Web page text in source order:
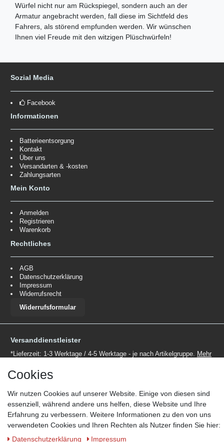
Würfel nicht nur am Rückspiegel, sondern auch an der
Armatur angebracht werden, fall diese im Sichtfeld des
Fahrers, als störend empfunden werden. Wir wünschen
Ihnen viel Freude mit den witzigen Plüschwürfeln!
Sozial Media
Facebook
Informationen
Batterieentsorgung
Kontakt
Über uns
Versandarten & -kosten
Zahlungsarten
Mein Konto
Anmelden
Registrieren
Warenkorb
Rechtliches
AGB
Datenschutzerklärung
Impressum
Widerrufsrecht
Widerrufsformular
Versanddienstleister
*Lieferzeit: 1-3 Werktage / 4-5 Werktage - je nach Artikelgruppe. Mehr
Zahlungsmöglichkeiten
Wir behalten uns das Recht vor im Einzelfall bestimmte
Cookies
Wir nutzen Cookies auf unserer Website. Einige von diesen sind
essenziell, während andere uns helfen, diese Website und Ihre
Erfahrung zu verbessern. Weitere Informationen zu den von uns
verwendeten Cookies und Ihren Rechten als Nutzer finden Sie hier:
Daten­schutz­erklärung
Impressum